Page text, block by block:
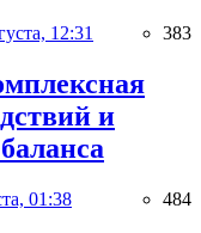
12:31 383
и
01:38 484